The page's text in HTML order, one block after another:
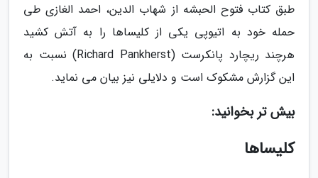
طبق کتاب فتوح الحبشه از شهاب الدین، احمد الغازی طی
حمله خود به اتیوپی یکی از کلیساها را به آتش کشید
هرچند ریچارد پانکرست (Richard Pankherst) نسبت به
این گزارش مشکوک است و دلایلی نیز بیان می نماید.
بیش تر بخوانید:
کلیساها